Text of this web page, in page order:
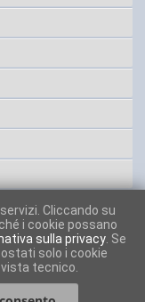
Cliccando su
i cookie possano
sulla privacy . Se
solo i cookie
tecnico.